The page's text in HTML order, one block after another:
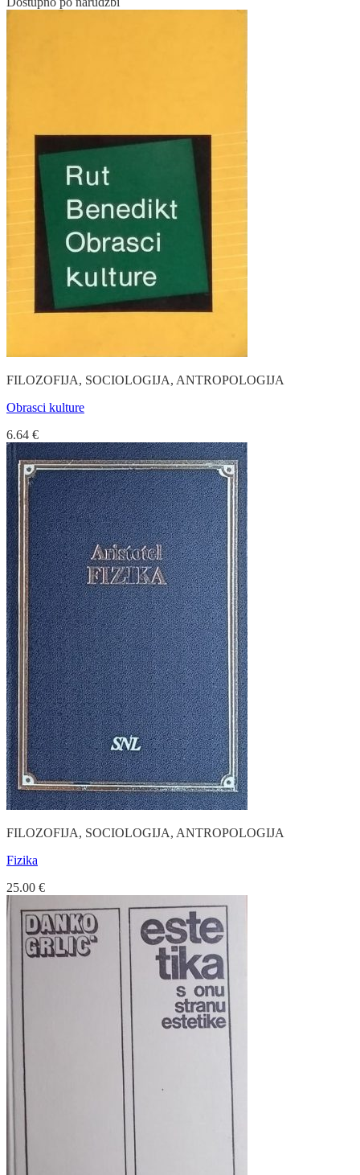
FILOZOFIJA, SOCIOLOGIJA, ANTROPOLOGIJA
Obrasci kulture
6.64 €
FILOZOFIJA, SOCIOLOGIJA, ANTROPOLOGIJA
Fizika
25.00 €